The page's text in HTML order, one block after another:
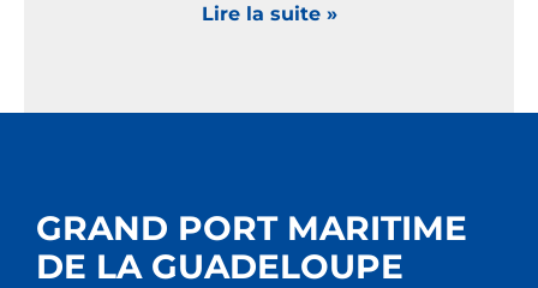
Lire la suite »
GRAND PORT MARITIME
DE LA GUADELOUPE